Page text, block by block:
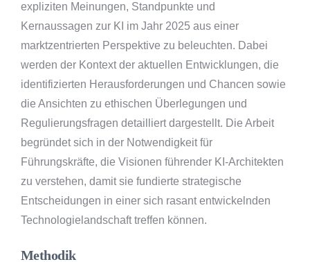
expliziten Meinungen, Standpunkte und
Kernaussagen zur KI im Jahr 2025 aus einer
marktzentrierten Perspektive zu beleuchten. Dabei
werden der Kontext der aktuellen Entwicklungen, die
identifizierten Herausforderungen und Chancen sowie
die Ansichten zu ethischen Überlegungen und
Regulierungsfragen detailliert dargestellt. Die Arbeit
begründet sich in der Notwendigkeit für
Führungskräfte, die Visionen führender KI-Architekten
zu verstehen, damit sie fundierte strategische
Entscheidungen in einer sich rasant entwickelnden
Technologielandschaft treffen können.
Methodik